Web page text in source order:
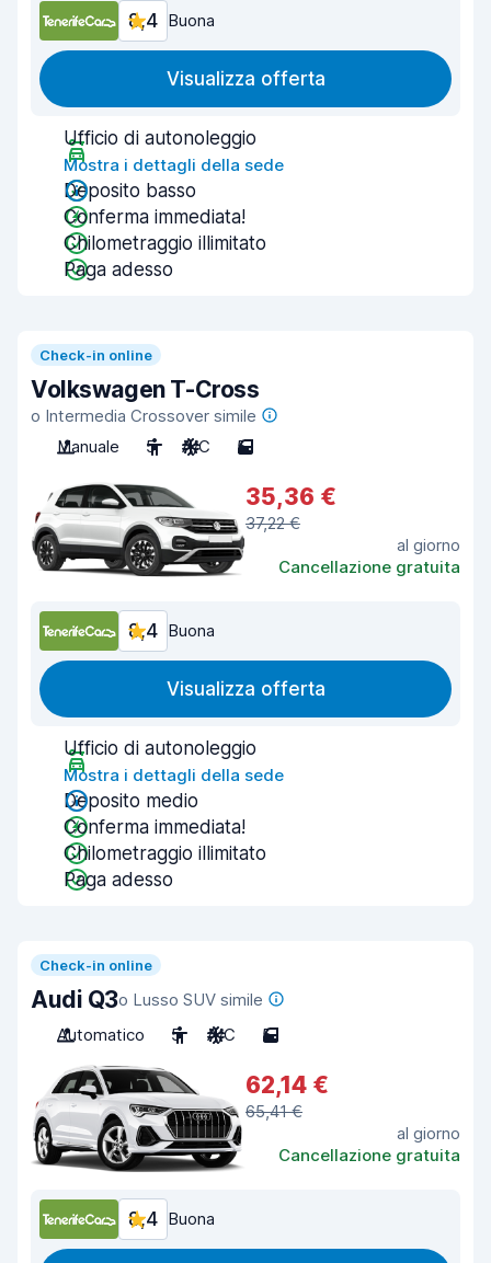
8,4 Buona
Visualizza offerta
Ufficio di autonoleggio
Mostra i dettagli della sede
Deposito basso
Conferma immediata!
Chilometraggio illimitato
Paga adesso
Check-in online
Volkswagen T-Cross
o Intermedia Crossover simile
Manuale
5 A/C 5
35,36 €
37,22 €
al giorno
Cancellazione gratuita
8,4 Buona
Visualizza offerta
Ufficio di autonoleggio
Mostra i dettagli della sede
Deposito medio
Conferma immediata!
Chilometraggio illimitato
Paga adesso
Check-in online
Audi Q3o Lusso SUV simile
Automatico
5 A/C 5
62,14 €
65,41 €
al giorno
Cancellazione gratuita
8,4 Buona